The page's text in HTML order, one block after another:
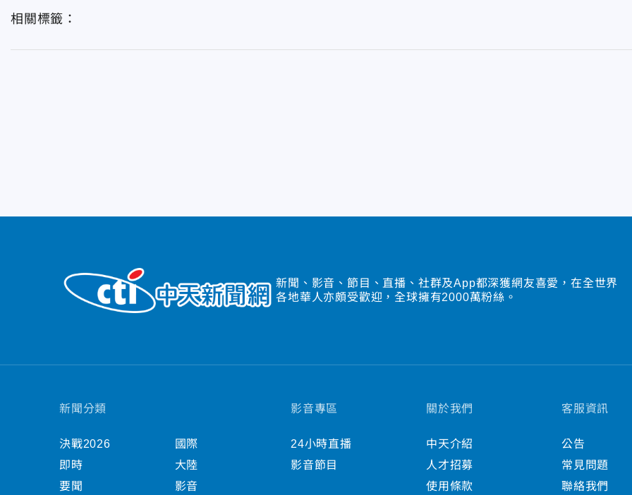
相關標籤：
新聞、影音、節目、直播、社群及App都深獲網友喜愛，在全世界
各地華人亦頗受歡迎，全球擁有2000萬粉絲。
新聞分類
決戰2026
即時
要聞
國際
大陸
影音
影音專區
24小時直播
影音節目
關於我們
中天介紹
人才招募
使用條款
客服資訊
公告
常見問題
聯絡我們